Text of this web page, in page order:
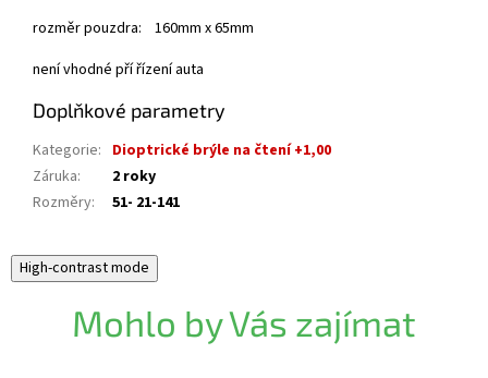
rozměr pouzdra: 160mm x 65mm
není vhodné pří řízení auta
Doplňkové parametry
Kategorie: Dioptrické brýle na čtení +1,00
Záruka:
2 roky
Rozměry: 51- 21-141
High-contrast mode
Mohlo by Vás zajímat